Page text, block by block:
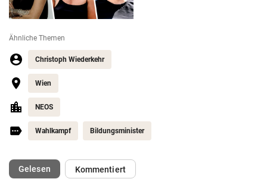
Ähnliche Themen
Christoph Wiederkehr
Wien
NEOS
Wahlkampf Bildungsminister
Gelesen(ausgewählt)Kommentiert